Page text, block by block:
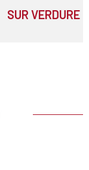
SUR VERDURE